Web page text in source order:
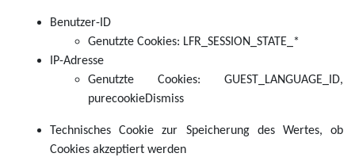
Benutzer-ID
Genutzte Cookies: LFR_SESSION_STATE_*
IP-Adresse
Genutzte Cookies: GUEST_LANGUAGE_ID,
purecookieDismiss
Technisches Cookie zur Speicherung des Wertes, ob
Cookies akzeptiert werden